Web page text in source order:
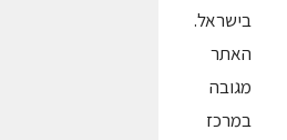
בישראל.
האתר
מגובה
במרכז